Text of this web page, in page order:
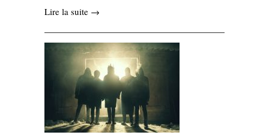
Lire la suite →